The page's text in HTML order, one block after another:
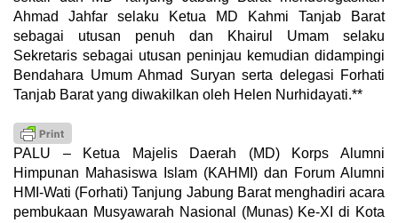
Ahmad Jahfar selaku Ketua MD Kahmi Tanjab Barat
sebagai utusan penuh dan Khairul Umam selaku
Sekretaris sebagai utusan peninjau kemudian didampingi
Bendahara Umum Ahmad Suryan serta delegasi Forhati
Tanjab Barat yang diwakilkan oleh Helen Nurhidayati.**
PALU – Ketua Majelis Daerah (MD) Korps Alumni
Himpunan Mahasiswa Islam (KAHMI) dan Forum Alumni
HMI-Wati (Forhati) Tanjung Jabung Barat menghadiri acara
pembukaan Musyawarah Nasional (Munas) Ke-XI di Kota